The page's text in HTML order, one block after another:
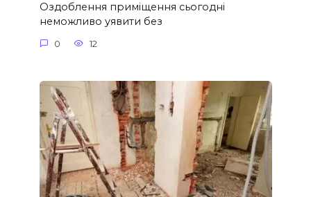
Оздоблення приміщення сьогодні
неможливо уявити без
0 12